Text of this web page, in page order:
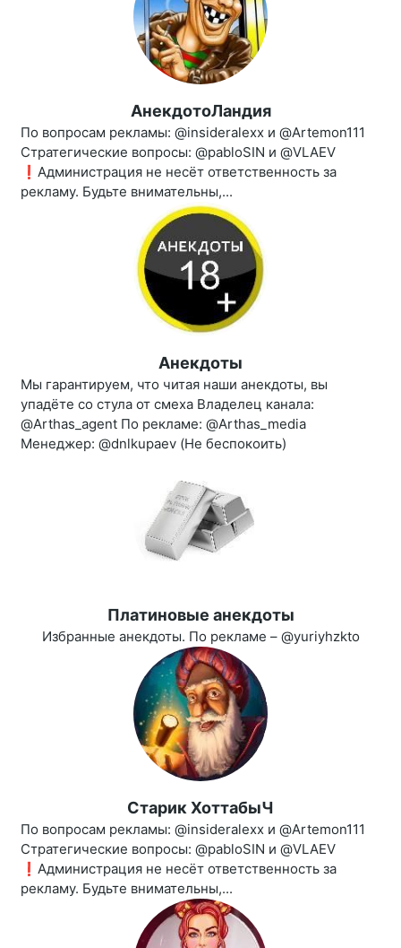
АнекдотоЛандия
По вопросам рекламы: @insideralexx и @Artemon111
Стратегические вопросы: @pabloSIN и @VLAEV
❗️Администрация не несёт ответственность за
рекламу. Будьте внимательны,...
Анекдоты
Мы гарантируем, что читая наши анекдоты, вы
упадёте со стула от смеха Владелец канала:
@Arthas_agent По рекламе: @Arthas_media
Менеджер: @dnlkupaev (Не беспокоить)
Платиновые анекдоты
Избранные анекдоты. По рекламе – @yuriyhzkto
Старик ХоттабыЧ
По вопросам рекламы: @insideralexx и @Artemon111
Стратегические вопросы: @pabloSIN и @VLAEV
❗️Администрация не несёт ответственность за
рекламу. Будьте внимательны,...